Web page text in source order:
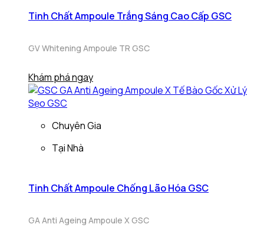
Tinh Chất Ampoule Trắng Sáng Cao Cấp GSC
GV Whitening Ampoule TR GSC
Khám phá ngay
Chuyên Gia
Tại Nhà
Tinh Chất Ampoule Chống Lão Hóa GSC
GA Anti Ageing Ampoule X GSC